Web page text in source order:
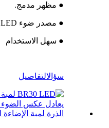
● مظهر مدمج.
● مصدر ضوء LED عالي الجودة
● سهل الاستخدام
سؤالالتفاصيل